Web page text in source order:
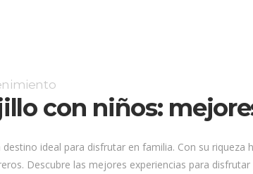
con niños:
ideal para disfrutar en familia. Con su
Descubre las mejores experiencias para